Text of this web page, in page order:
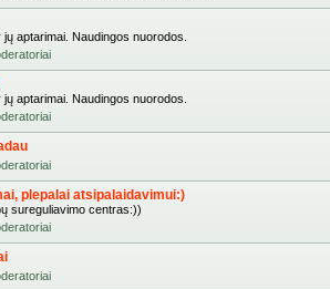
aptarimai. Naudingos nuorodos.
aptarimai. Naudingos nuorodos.
plepalai atsipalaidavimui:)
sureguliavimo centras:))